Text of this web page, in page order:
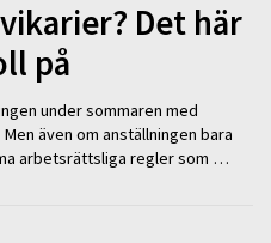
Det här
på
under sommaren med
även om anställningen bara
arbetsrättsliga regler som …